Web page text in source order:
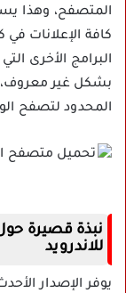
المتصفح، وهذا
كافة الإعلانات
البرامج الأخرى
المحدود لتصفح
للاندرويد